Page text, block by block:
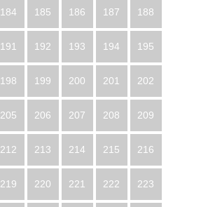
184 185 186 187 188
191 192 193 194 195
198 199 200 201 202
205 206 207 208 209
212 213 214 215 216
219 220 221 222 223